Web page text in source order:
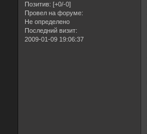
Позитив: [+0/-0]
Провел на форуме:
Не определено
Последний визит:
2009-01-09 19:06:37